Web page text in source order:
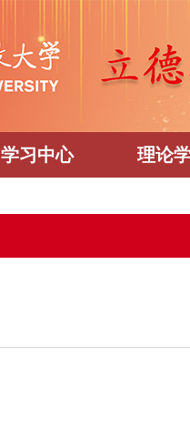
学习中心 理论